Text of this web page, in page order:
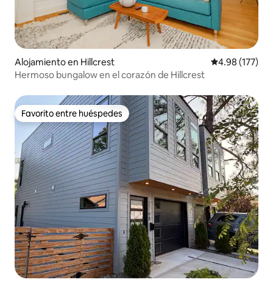
Alojamiento en Hillcrest Calificación
4.98 (177)
Hermoso bungalow en el corazón de Hillcrest
Favorito entre huéspedes
Favorito entre huéspedes